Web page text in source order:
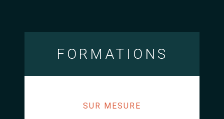
FORMATIONS
SUR MESURE